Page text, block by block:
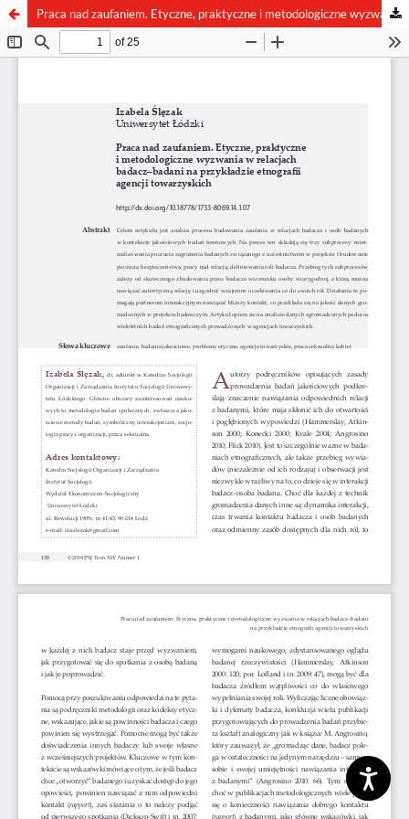
Praca nad zaufaniem. Etyczne, praktyczne i metodologiczne wyzwania w relacjach badacz–badani na przykładzie etnografii agencji towarzyskich